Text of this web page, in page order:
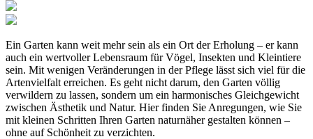
Ein Garten kann weit mehr sein als ein Ort der Erholung – er kann
auch ein wertvoller Lebensraum für Vögel, Insekten und Kleintiere
sein. Mit wenigen Veränderungen in der Pflege lässt sich viel für die
Artenvielfalt erreichen. Es geht nicht darum, den Garten völlig
verwildern zu lassen, sondern um ein harmonisches Gleichgewicht
zwischen Ästhetik und Natur. Hier finden Sie Anregungen, wie Sie
mit kleinen Schritten Ihren Garten naturnäher gestalten können –
ohne auf Schönheit zu verzichten.